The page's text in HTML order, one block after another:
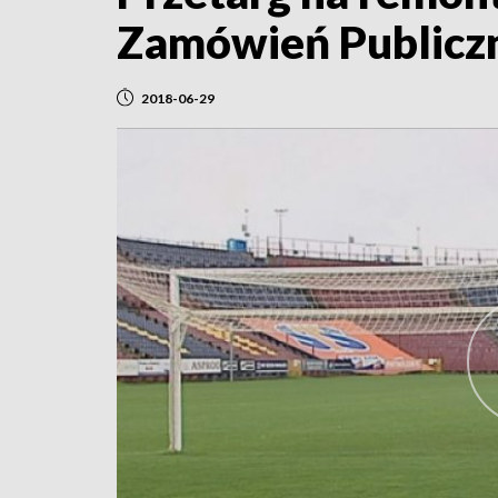
Zamówień
2018-06-29